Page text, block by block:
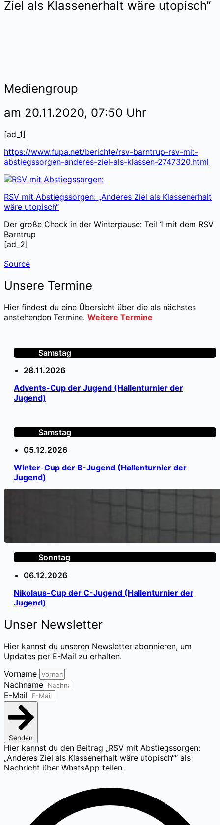
Ziel als Klassenerhalt wäre utopisch“
Mediengroup
am 20.11.2020, 07:50 Uhr
[ad_1]
https://www.fupa.net/berichte/rsv-barntrup-rsv-mit-
abstiegssorgen-anderes-ziel-als-klassen-2747320.html
RSV mit Abstiegssorgen: „Anderes Ziel als Klassenerhalt
wäre utopisch“
Der große Check in der Winterpause: Teil 1 mit dem RSV
Barntrup
[ad_2]
Source
Unsere Termine
Hier findest du eine Übersicht über die als nächstes
anstehenden Termine. Weitere Termine
Samstag
28.11.2026
Advents-Cup der Jugend (Hallenturnier der
Jugend)
Samstag
05.12.2026
Winter-Cup der B-Jugend (Hallenturnier der
Jugend)
Sonntag
06.12.2026
Nikolaus-Cup der C-Jugend (Hallenturnier der
Jugend)
Unser Newsletter
Hier kannst du unseren Newsletter abonnieren, um
Updates per E-Mail zu erhalten.
Vorname
Nachname
E-Mail
Senden
Hier kannst du den Beitrag „RSV mit Abstiegssorgen:
„Anderes Ziel als Klassenerhalt wäre utopisch““ als
Nachricht über WhatsApp teilen.